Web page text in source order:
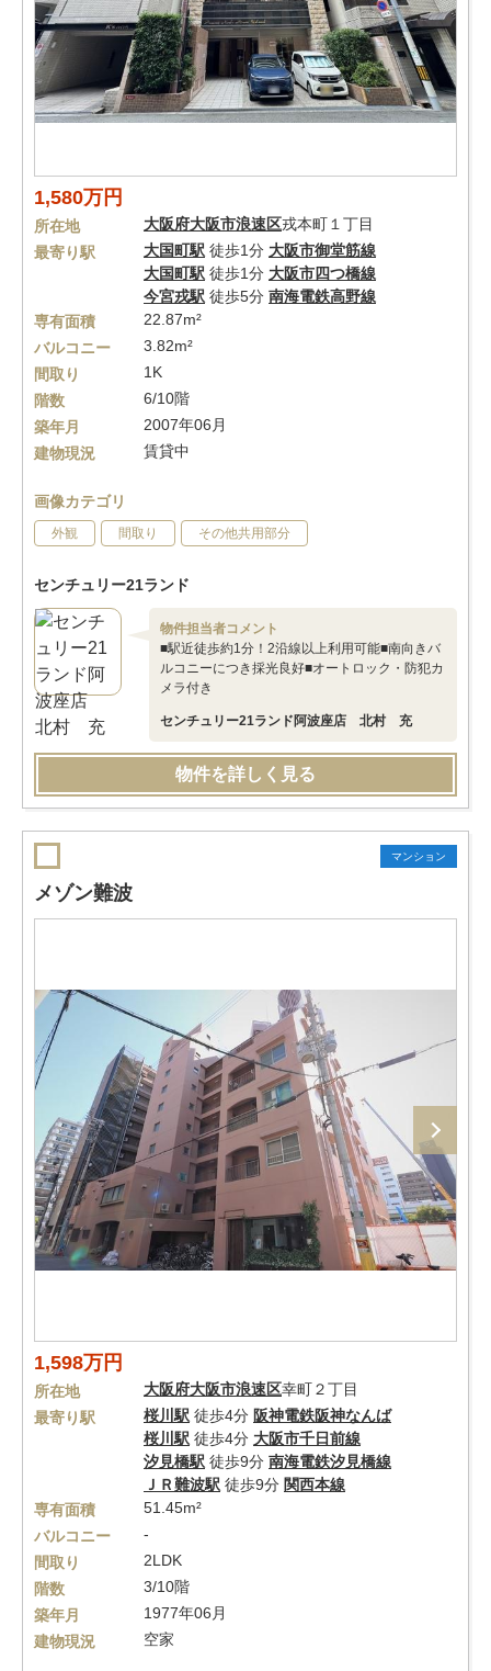
1,580万円
所在地 大阪府大阪市浪速区戎本町１丁目
最寄り駅
大国町駅 徒歩1分 大阪市御堂筋線
大国町駅 徒歩1分 大阪市四つ橋線
今宮戎駅 徒歩5分 南海電鉄高野線
専有面積
22.87m²
バルコニー
3.82m²
間取り
1K
階数
6/10階
築年月
2007年06月
建物現況
賃貸中
画像カテゴリ
外観 間取り その他共用部分
センチュリー21ランド
物件担当者コメント
■駅近徒歩約1分！2沿線以上利用可能■南向きバ
ルコニーにつき採光良好■オートロック・防犯カ
メラ付き
センチュリー21ランド阿波座店 北村 充
物件を詳しく見る
マンション
メゾン難波
1,598万円
所在地 大阪府大阪市浪速区幸町２丁目
最寄り駅
桜川駅 徒歩4分 阪神電鉄阪神なんば
桜川駅 徒歩4分 大阪市千日前線
汐見橋駅 徒歩9分 南海電鉄汐見橋線
ＪＲ難波駅 徒歩9分 関西本線
専有面積
51.45m²
バルコニー
-
間取り
2LDK
階数
3/10階
築年月
1977年06月
建物現況
空家